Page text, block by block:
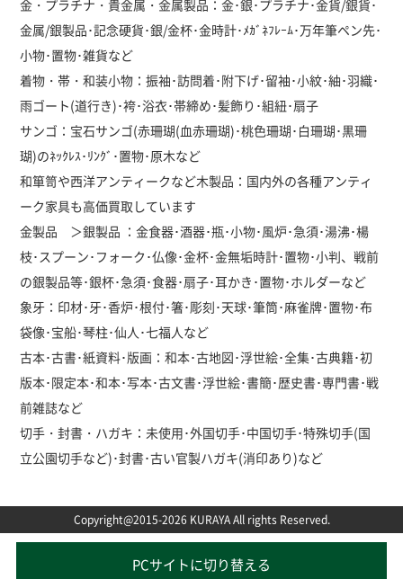
金・プラチナ・貴金属・金属製品：金･銀･プラチナ･金貨/銀貨･
金属/銀製品･記念硬貨･銀/金杯･金時計･ﾒｶﾞﾈﾌﾚｰﾑ･万年筆ペン先･
小物･置物･雑貨など
着物・帯・和装小物：振袖･訪問着･附下げ･留袖･小紋･紬･羽織･
雨ゴート(道行き)･袴･浴衣･帯締め･髪飾り･組紐･扇子
サンゴ：宝石サンゴ(赤珊瑚(血赤珊瑚)･桃色珊瑚･白珊瑚･黒珊
瑚)のﾈｯｸﾚｽ･ﾘﾝｸﾞ･置物･原木など
和箪笥や西洋アンティークなど木製品：国内外の各種アンティ
ーク家具も高価買取しています
金製品 ＞銀製品 ：金食器･酒器･瓶･小物･風炉･急須･湯沸･楊
枝･スプーン･フォーク･仏像･金杯･金無垢時計･置物･小判、戦前
の銀製品等･銀杯･急須･食器･扇子･耳かき･置物･ホルダーなど
象牙：印材･牙･香炉･根付･箸･彫刻･天球･筆筒･麻雀牌･置物･布
袋像･宝船･琴柱･仙人･七福人など
古本･古書･紙資料･版画：和本･古地図･浮世絵･全集･古典籍･初
版本･限定本･和本･写本･古文書･浮世絵･書簡･歴史書･専門書･戦
前雑誌など
切手・封書・ハガキ：未使用･外国切手･中国切手･特殊切手(国
立公園切手など)･封書･古い官製ハガキ(消印あり)など
Copyright@2015-2026 KURAYA All rights Reserved.
PCサイトに切り替える